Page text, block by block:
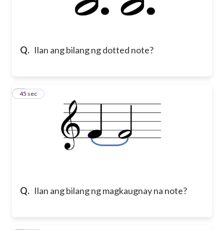
Q. Ilan ang bilang ng dotted note?
Q. Ilan ang bilang ng magkaugnay na note?
2
45 sec